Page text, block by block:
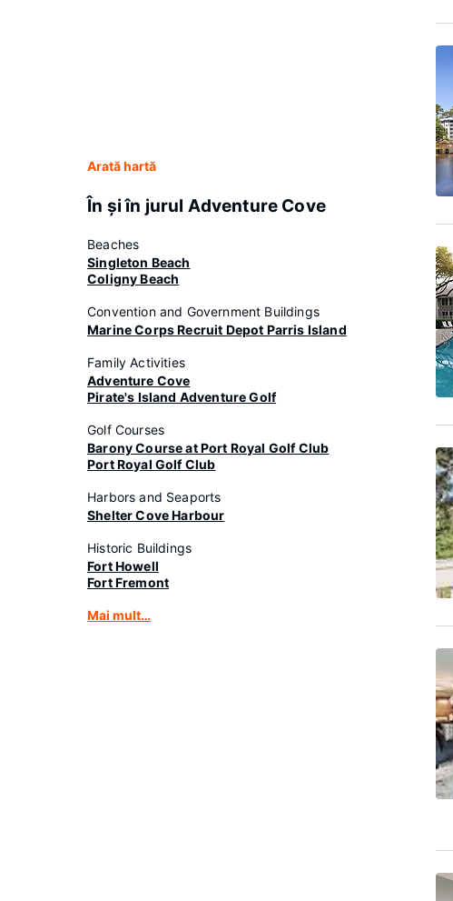
Arată hartă
În şi în jurul Adventure Cove
Beaches
Singleton Beach
Coligny Beach
Convention and Government Buildings
Marine Corps Recruit Depot Parris Island
Family Activities
Adventure Cove
Pirate's Island Adventure Golf
Golf Courses
Barony Course at Port Royal Golf Club
Port Royal Golf Club
Harbors and Seaports
Shelter Cove Harbour
Historic Buildings
Fort Howell
Fort Fremont
Mai mult…